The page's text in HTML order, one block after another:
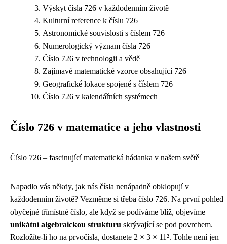
Výskyt čísla 726 v každodenním životě
Kulturní reference k číslu 726
Astronomické souvislosti s číslem 726
Numerologický význam čísla 726
Číslo 726 v technologii a vědě
Zajímavé matematické vzorce obsahující 726
Geografické lokace spojené s číslem 726
Číslo 726 v kalendářních systémech
Číslo 726 v matematice a jeho vlastnosti
Číslo 726 – fascinující matematická hádanka v našem světě
Napadlo vás někdy, jak nás čísla nenápadně obklopují v
každodenním životě? Vezměme si třeba číslo 726. Na první pohled
obyčejné třímístné číslo, ale když se podíváme blíž, objevíme
unikátní algebraickou strukturu skrývající se pod povrchem.
Rozložíte-li ho na prvočísla, dostanete 2 × 3 × 11². Tohle není jen